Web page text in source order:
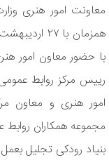
معاونت امور هنری
همزمان با
با حضور معاون امور
رییس مرکز روابط
امور هنری و معاون
مجموعه همکاران
بنیاد رودکی تجلیل